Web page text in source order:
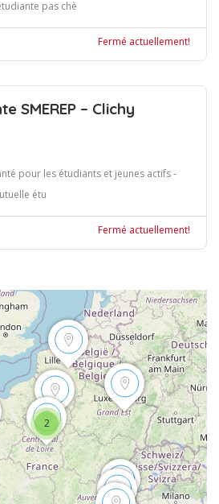
pas chè
Fermé actuellement!
SMEREP – Clichy
pour les étudiants et jeunes actifs -
étu
Fermé actuellement!
2